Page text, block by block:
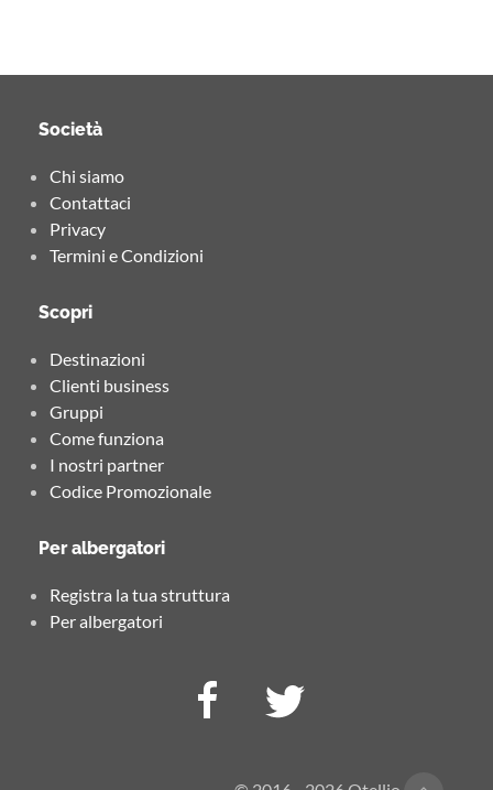
Società
Chi siamo
Contattaci
Privacy
Termini e Condizioni
Scopri
Destinazioni
Clienti business
Gruppi
Come funziona
I nostri partner
Codice Promozionale
Per albergatori
Registra la tua struttura
Per albergatori